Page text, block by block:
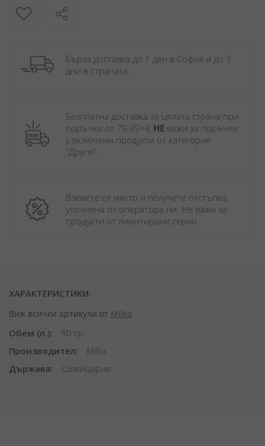
Бърза доставка до 1 ден в София и до 3
дни в страната.
Безплатна доставка за цялата страна при
поръчки от 79.99+€ НЕ важи за поръчки
с включени продукти от категория
"Други".
Вземете от място и получете отстъпка,
уточнена от оператора ни. Не важи за
продукти от лимитирани серии.
ХАРАКТЕРИСТИКИ:
Виж всички артикули от Milka
Обем (л.)
90 гр.
Производител
Milka
Държава
Швейцария